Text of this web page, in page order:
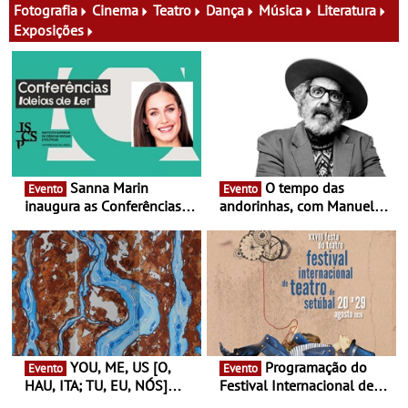
família e muito mais
Fotografia Cinema Teatro Dança Música
Literatura
Exposições
Evento
inaugura as Conferências
Antiga primeira-ministra da
Finlândia é a convidada da
primeira edição do novo
ciclo de debates dedicado
aos grandes temas do
nosso tempo
Evento
andorinhas, com Manuel
Atum - Concerto
performance na MAAT
Gallery a 3 de Setembro,
19:30
Evento
HAU, ITA; TU, EU, NÓS]
Evento
Festival Internacional de